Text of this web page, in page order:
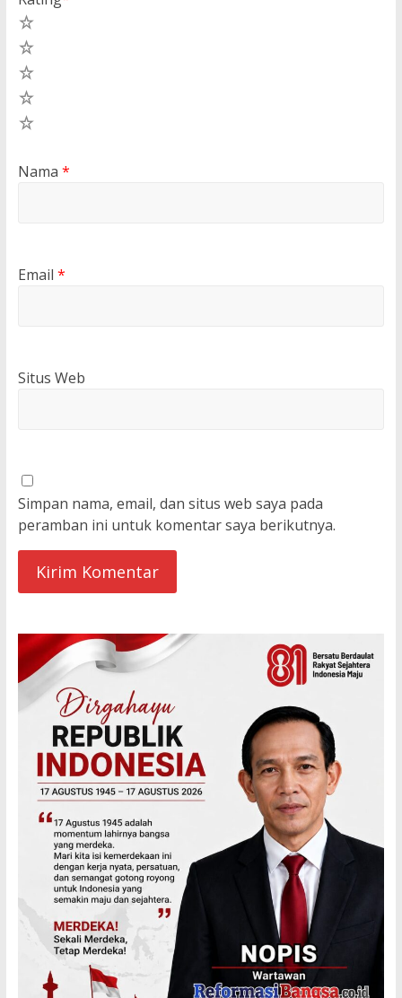
Nama *
Email *
Situs Web
Simpan nama, email, dan situs web saya pada
peramban ini untuk komentar saya berikutnya.